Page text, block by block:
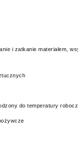
i zatkanie materiałem,
do temperatury